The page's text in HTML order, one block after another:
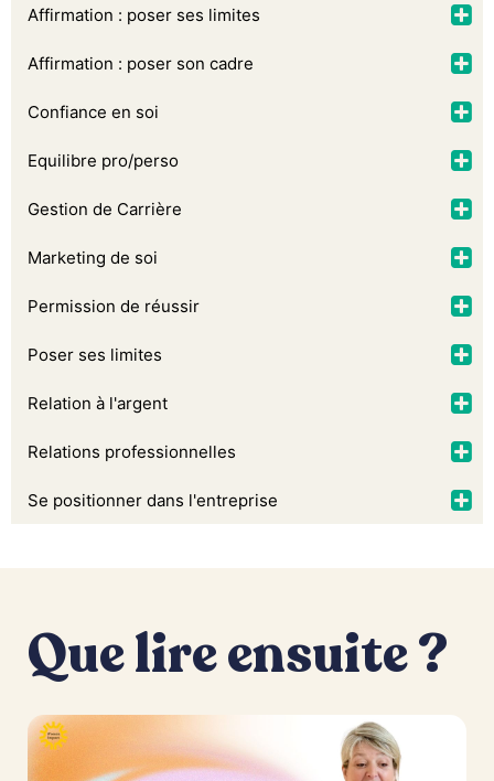
Affirmation : poser ses limites
Affirmation : poser son cadre
Confiance en soi
Equilibre pro/perso
Gestion de Carrière
Marketing de soi
Permission de réussir
Poser ses limites
Relation à l'argent
Relations professionnelles
Se positionner dans l'entreprise
Que lire ensuite ?